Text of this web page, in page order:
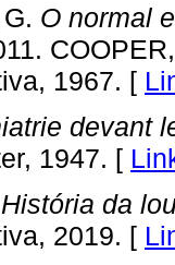
O normal
1967. [
devant
1947. [
História da
2019. [